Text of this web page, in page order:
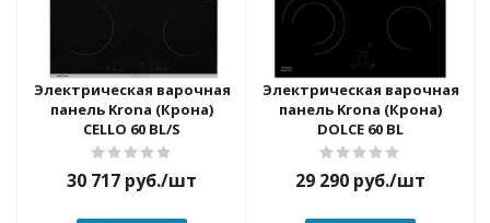
Электрическая варочная
панель Krona (Крона)
CELLO 60 BL/S
30 717 руб./шт
Электрическая варочная
панель Krona (Крона)
DOLCE 60 BL
29 290 руб./шт